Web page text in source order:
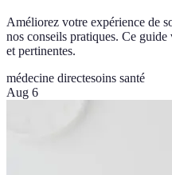
Améliorez votre expérience de
nos conseils pratiques. Ce
et pertinentes.
médecine directesoins santé
Aug 6